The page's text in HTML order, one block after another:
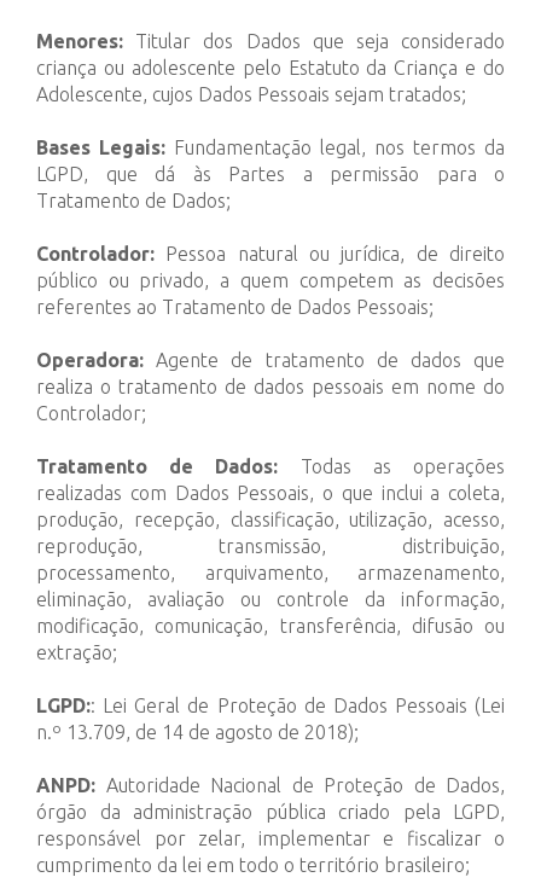
Menores: Titular dos Dados que seja considerado
criança ou adolescente pelo Estatuto da Criança e do
Adolescente, cujos Dados Pessoais sejam tratados;
Bases Legais: Fundamentação legal, nos termos da
LGPD, que dá às Partes a permissão para o
Tratamento de Dados;
Controlador: Pessoa natural ou jurídica, de direito
público ou privado, a quem competem as decisões
referentes ao Tratamento de Dados Pessoais;
Operadora: Agente de tratamento de dados que
realiza o tratamento de dados pessoais em nome do
Controlador;
Tratamento de Dados: Todas as operações
realizadas com Dados Pessoais, o que inclui a coleta,
produção, recepção, classificação, utilização, acesso,
reprodução, transmissão, distribuição,
processamento, arquivamento, armazenamento,
eliminação, avaliação ou controle da informação,
modificação, comunicação, transferência, difusão ou
extração;
LGPD:: Lei Geral de Proteção de Dados Pessoais (Lei
n.º 13.709, de 14 de agosto de 2018);
ANPD: Autoridade Nacional de Proteção de Dados,
órgão da administração pública criado pela LGPD,
responsável por zelar, implementar e fiscalizar o
cumprimento da lei em todo o território brasileiro;